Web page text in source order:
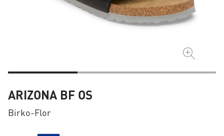
ARIZONA BF OS
Birko-Flor